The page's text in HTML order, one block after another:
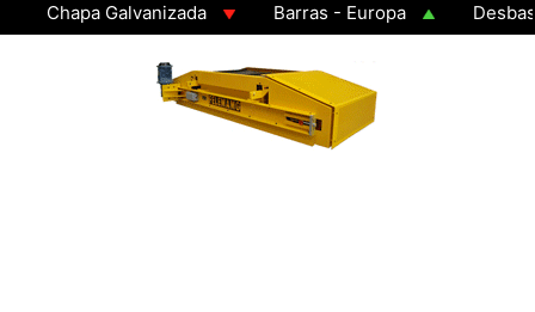
Chapa Galvanizada Barras - Europa
Desbaste